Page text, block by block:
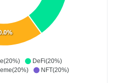
DeFi(20%)
NFT(20%)